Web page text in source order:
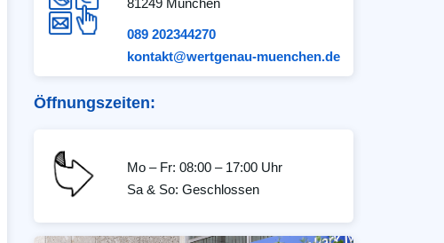
089 202344270
kontakt@wertgenau-muenchen.de
Öffnungszeiten:
Mo – Fr: 08:00 – 17:00 Uhr
Sa & So: Geschlossen